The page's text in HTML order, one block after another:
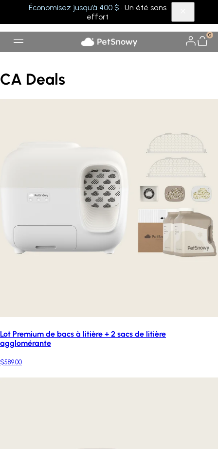
Économisez jusqu’à 400 $ · Un été sans
effort
0
CA Deals
Lot Premium de bacs à litière + 2 sacs de litière
agglomérante
$589.00